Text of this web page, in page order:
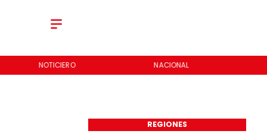
NOTICIERO NACIONAL
REGIONES